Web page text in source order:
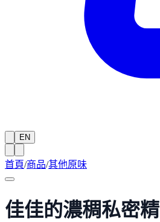
EN
首頁/商品/其他原味
佳佳的濃稠私密